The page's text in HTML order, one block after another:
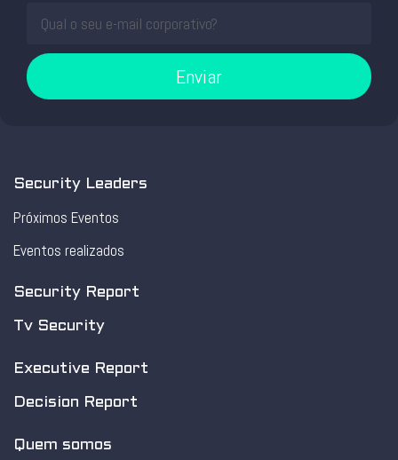
Enviar
Security Leaders
Próximos Eventos
Eventos realizados
Security Report
Tv Security
Executive Report
Decision Report
Quem somos